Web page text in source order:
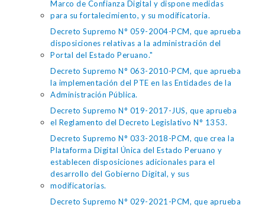
Marco de Confianza Digital y dispone medidas
para su fortalecimiento, y su modificatoria.
Decreto Supremo N° 059-2004-PCM, que aprueba
disposiciones relativas a la administración del
Portal del Estado Peruano."
Decreto Supremo N° 063-2010-PCM, que aprueba
la implementación del PTE en las Entidades de la
Administración Pública.
Decreto Supremo N° 019-2017-JUS, que aprueba
el Reglamento del Decreto Legislativo N° 1353.
Decreto Supremo N° 033-2018-PCM, que crea la
Plataforma Digital Única del Estado Peruano y
establecen disposiciones adicionales para el
desarrollo del Gobierno Digital, y sus
modificatorias.
Decreto Supremo N° 029-2021-PCM, que aprueba